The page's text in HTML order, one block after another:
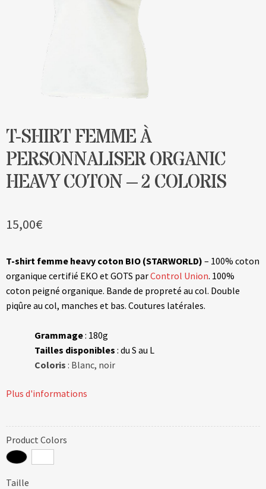
Contact & devis
T-SHIRT FEMME À
PERSONNALISER ORGANIC
HEAVY COTON – 2 COLORIS
15,00€
T-shirt femme heavy coton BIO (STARWORLD) – 100% coton
organique certifié EKO et GOTS parControl Union. 100%
coton peigné organique. Bande de propreté au col. Double
piqûre au col, manches et bas. Coutures latérales.
Grammage: 180g
Tailles disponibles : du S au L
Coloris : Blanc, noir
Plus d'informations
Product Colors
Taille